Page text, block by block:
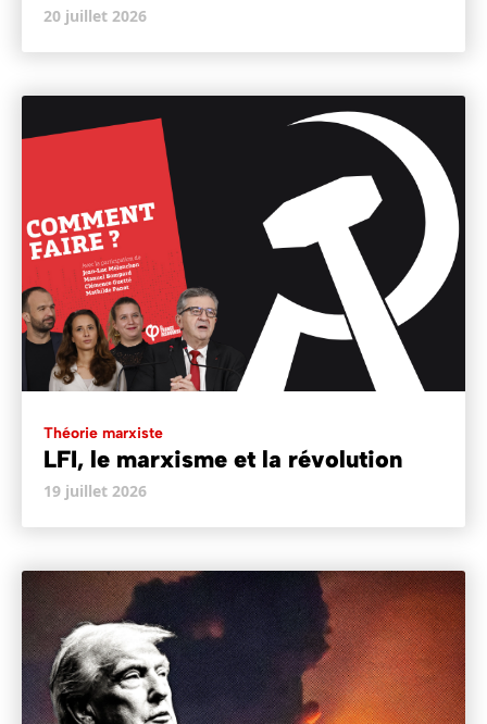
20 juillet 2026
Théorie marxiste
LFI, le marxisme et la révolution
19 juillet 2026